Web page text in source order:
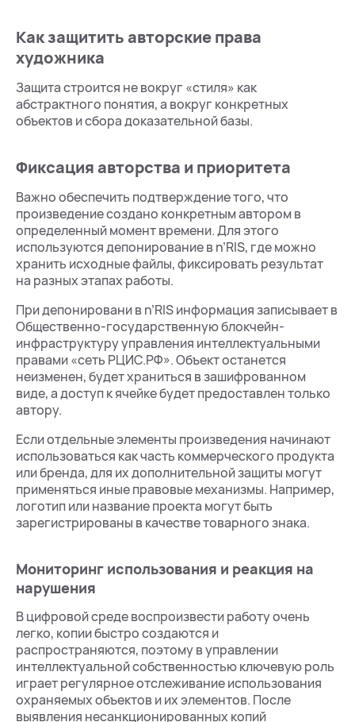
Как защитить авторские права
художника
Защита строится не вокруг «стиля» как
абстрактного понятия, а вокруг конкретных
объектов и сбора доказательной базы.
Фиксация авторства и приоритета
Важно обеспечить подтверждение того, что
произведение создано конкретным автором в
определенный момент времени. Для этого
используются депонирование в n’RIS, где можно
хранить исходные файлы, фиксировать результат
на разных этапах работы.
При депонировани в n’RIS информация записывает в
Общественно-государственную блокчейн-
инфраструктуру управления интеллектуальными
правами «сеть РЦИС.РФ». Объект останется
неизменен, будет храниться в зашифрованном
виде, а доступ к ячейке будет предоставлен только
автору.
Если отдельные элементы произведения начинают
использоваться как часть коммерческого продукта
или бренда, для их дополнительной защиты могут
применяться иные правовые механизмы. Например,
логотип или название проекта могут быть
зарегистрированы в качестве товарного знака.
Мониторинг использования и реакция на
нарушения
В цифровой среде воспроизвести работу очень
легко, копии быстро создаются и
распространяются, поэтому в управлении
интеллектуальной собственностью ключевую роль
играет регулярное отслеживание использования
охраняемых объектов и их элементов. После
выявления несанкционированных копий